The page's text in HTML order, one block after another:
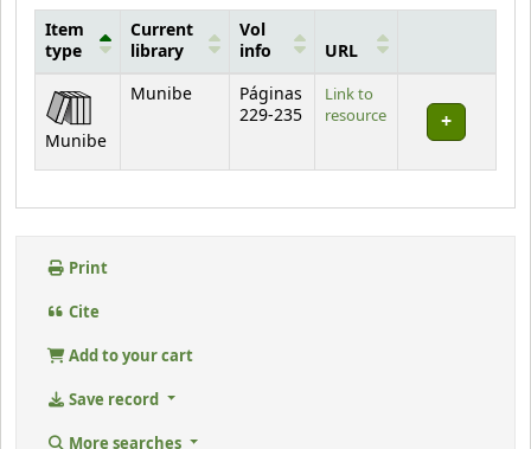
Holdings
Item
type
Current
library
Vol
info
URL
Munibe
Munibe
Páginas
229-235
Link to
resource
Print
Cite
Add to your cart
Save record
More searches